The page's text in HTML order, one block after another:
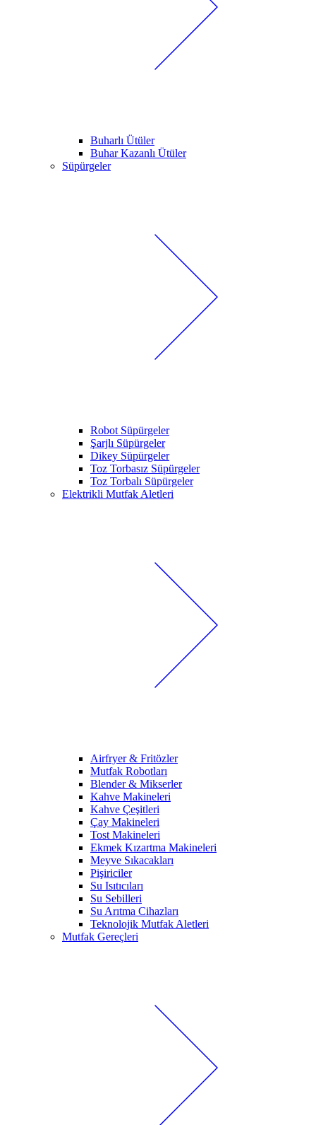
Buharlı Ütüler
Buhar Kazanlı Ütüler
Süpürgeler
Robot Süpürgeler
Şarjlı Süpürgeler
Dikey Süpürgeler
Toz Torbasız Süpürgeler
Toz Torbalı Süpürgeler
Elektrikli Mutfak Aletleri
Airfryer & Fritözler
Mutfak Robotları
Blender & Mikserler
Kahve Makineleri
Kahve Çeşitleri
Çay Makineleri
Tost Makineleri
Ekmek Kızartma Makineleri
Meyve Sıkacakları
Pişiriciler
Su Isıtıcıları
Su Sebilleri
Su Arıtma Cihazları
Teknolojik Mutfak Aletleri
Mutfak Gereçleri